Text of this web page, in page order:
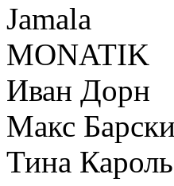
Jamala
MONATIK
Иван Дорн
Макс
Тина Кароль